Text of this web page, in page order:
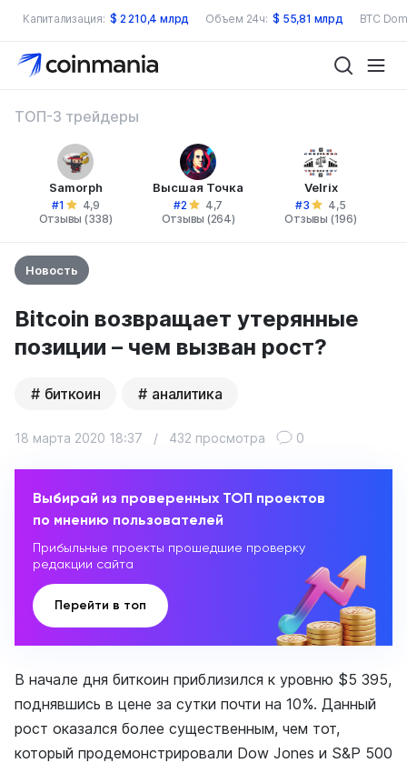
Капитализация: $ 2 210,4 млрд Объем 24ч: $ 55,81 млрд BTC
ТОП-3 трейдеры
Samorph
#1
4,9
Отзывы (338)
Высшая Точка
#2
4,7
Отзывы (264)
Velrix
#3
4,5
Отзывы (196)
Новость
Bitcoin возвращает утерянные
позиции – чем вызван рост?
биткоин аналитика
18 марта 2020 18:37 / 432 просмотра 0
Выбирай из проверенных ТОП проектов
по мнению пользователей
Прибыльные проекты прошедшие проверку
редакции сайта
Перейти в топ
В начале дня биткоин приблизился к уровню $5 395,
поднявшись в цене за сутки почти на 10%. Данный
рост оказался более существенным, чем тот,
который продемонстрировали Dow Jones и S&P 500